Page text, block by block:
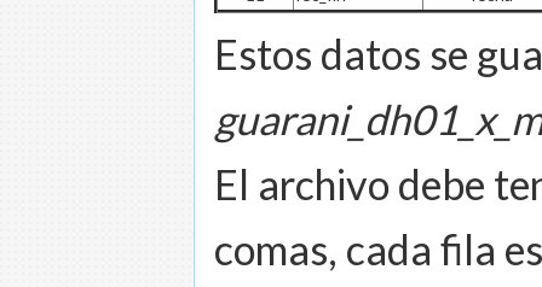
Estos datos se
El archivo debe
comas, cada fila